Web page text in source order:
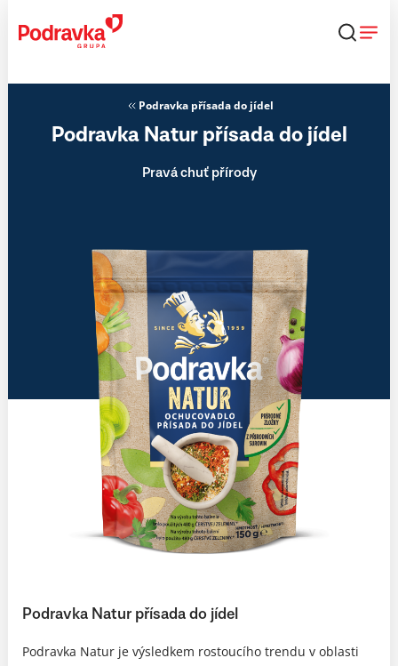
obsahu
Podravka přísada do jídel
Podravka Natur přísada do jídel
Pravá chuť přírody
Podravka Natur přísada do jídel
Podravka Natur je výsledkem rostoucího trendu v oblasti